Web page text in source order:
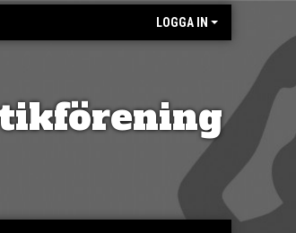
LOGGA IN